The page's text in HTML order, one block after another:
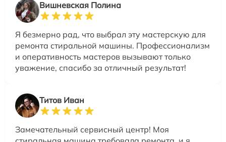
Вишневская Полина
Я безмерно рад, что выбрал эту мастерскую для
ремонта стиральной машины. Профессионализм
и оперативность мастеров вызывают только
уважение, спасибо за отличный результат!
Титов Иван
Замечательный сервисный центр! Моя